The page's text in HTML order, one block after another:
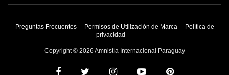
Preguntas Frecuentes Permisos de Utilización de Marca
Política de
privacidad
Copyright © 2026 Amnistía Internacional Paraguay